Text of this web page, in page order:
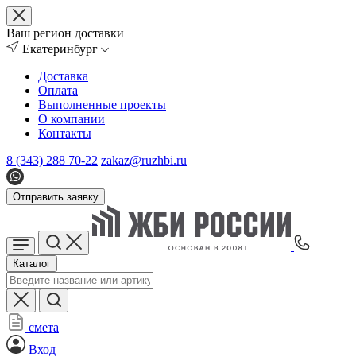
Ваш регион доставки
Екатеринбург
Доставка
Оплата
Выполненные проекты
О компании
Контакты
8 (343) 288 70-22 zakaz@ruzhbi.ru
Отправить заявку
Каталог
смета
Вход